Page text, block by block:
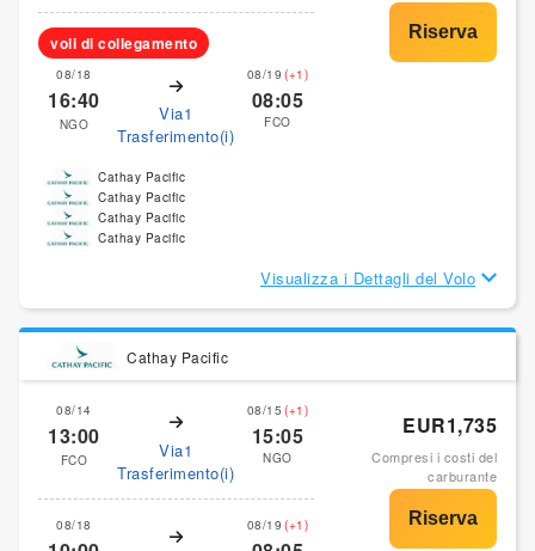
voli di collegamento
08/18
16:40
NGO
Via1
Trasferimento(i)
08/19 (+1)
08:05
FCO
Cathay Pacific
Cathay Pacific
Cathay Pacific
Cathay Pacific
Visualizza i Dettagli del Volo
Cathay Pacific
08/14
13:00
FCO
Via1
Trasferimento(i)
08/15 (+1)
15:05
NGO
08/18 08/19 (+1)
EUR1,735
Compresi i costi del
carburante